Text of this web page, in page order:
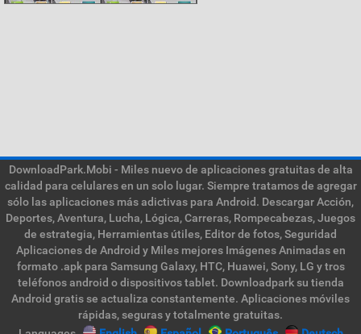
DownloadPark.Mobi - Miles nuevo de aplicaciones gratuitas de alta
calidad para celulares en un solo lugar. Siempre tratamos de agregar
sólo las aplicaciones más adictivas para Android. Descargar Acción,
Deportes, Aventura, Lucha, Lógica, Carreras, Rompecabezas, Juegos
de estrategia, Herramientas útiles, Editor de fotos, Seguridad
Aplicaciones de Android y Miles mejores Imágenes Animadas en
formato .apk para Samsung Galaxy, HTC, Huawei, Sony, LG y tros
teléfonos android o dispositivos tablet. Downloadpark su tienda
Android gratis se actualiza constantemente. Aplicaciones móviles
rápidas, seguras y totalmente gratuitas.